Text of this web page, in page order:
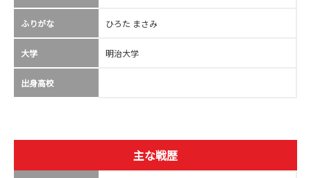
ふりがな ひろた まさみ
大学 明治大学
出身高校
主な戦歴